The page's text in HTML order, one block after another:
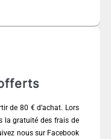
de 80 € d’achat. Lors
la gratuité des frais de
nous sur Facebook